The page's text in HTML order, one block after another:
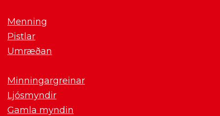
Menning
Pistlar
Umræðan
Minningargreinar
Ljósmyndir
Gamla myndin